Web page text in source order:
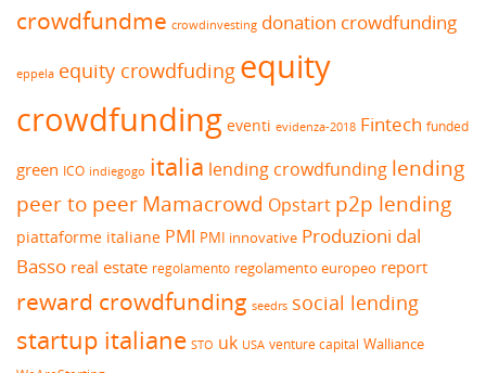
crowdfundme crowdinvesting donation crowdfunding
eppela equity crowdfuding equity
crowdfunding eventi evidenza-2018 Fintech funded
green ICO indiegogo italia lending crowdfunding lending
peer to peerMamacrowd Opstart p2p lending
piattaforme italiane PMI PMI innovative Produzioni dal
Basso real estate regolamento regolamento europeo report
reward crowdfunding seedrs social lending
startup italiane STO uk USA venture capital Walliance